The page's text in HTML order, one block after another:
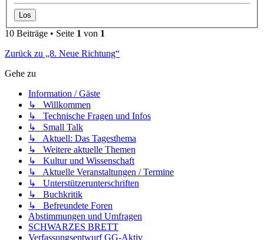
10 Beiträge • Seite 1 von 1
Zurück zu „8. Neue Richtung“
Gehe zu
Information / Gäste
↳ Willkommen
↳ Technische Fragen und Infos
↳ Small Talk
↳ Aktuell: Das Tagesthema
↳ Weitere aktuelle Themen
↳ Kultur und Wissenschaft
↳ Aktuelle Veranstaltungen / Termine
↳ Unterstützerunterschriften
↳ Buchkritik
↳ Befreundete Foren
Abstimmungen und Umfragen
SCHWARZES BRETT
Verfassungsentwurf GG-Aktiv